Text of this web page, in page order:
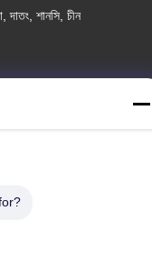
দাতং, শানসি, চীন
কপিরাইট © -2026 Shanxi